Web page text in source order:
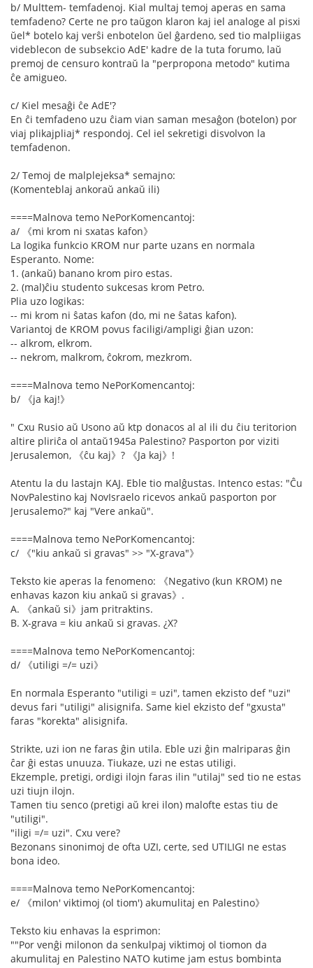
b/ Multtem- temfadenoj. Kial multaj temoj aperas en sama
temfadeno? Certe ne pro taŭgon klaron kaj iel analoge al pisxi
ŭel* botelo kaj verŝi enbotelon ŭel ĝardeno, sed tio malpliigas
videblecon de subsekcio AdE' kadre de la tuta forumo, laŭ
premoj de censuro kontraŭ la "perpropona metodo" kutima
ĉe amigueo.
c/ Kiel mesaĝi ĉe AdE'?
En ĉi temfadeno uzu ĉiam vian saman mesaĝon (botelon) por
viaj plikajpliaj* respondoj. Cel iel sekretigi disvolvon la
temfadenon.
2/ Temoj de malplejeksa* semajno:
(Komenteblaj ankoraŭ ankaŭ ili)
====Malnova temo NePorKomencantoj:
a/ 《mi krom ni sxatas kafon》
La logika funkcio KROM nur parte uzans en normala
Esperanto. Nome:
1. (ankaŭ) banano krom piro estas.
2. (mal)ĉiu studento sukcesas krom Petro.
Plia uzo logikas:
-- mi krom ni ŝatas kafon (do, mi ne ŝatas kafon).
Variantoj de KROM povus faciligi/ampligi ĝian uzon:
-- alkrom, elkrom.
-- nekrom, malkrom, ĉokrom, mezkrom.
====Malnova temo NePorKomencantoj:
b/ 《ja kaj!》
" Cxu Rusio aŭ Usono aŭ ktp donacos al al ili du ĉiu teritorion
altire pliriĉa ol antaŭ1945a Palestino? Pasporton por viziti
Jerusalemon, 《ĉu kaj》? 《Ja kaj》!
Atentu la du lastajn KAJ. Eble tio malĝustas. Intenco estas: "Ĉu
NovPalestino kaj NovIsraelo ricevos ankaŭ pasporton por
Jerusalemo?" kaj "Vere ankaŭ".
====Malnova temo NePorKomencantoj:
c/ 《"kiu ankaŭ si gravas" >> "X-grava"》
Teksto kie aperas la fenomeno: 《Negativo (kun KROM) ne
enhavas kazon kiu ankaŭ si gravas》.
A. 《ankaŭ si》jam pritraktins.
B. X-grava = kiu ankaŭ si gravas. ¿X?
====Malnova temo NePorKomencantoj:
d/ 《utiligi =/= uzi》
En normala Esperanto "utiligi = uzi", tamen ekzisto def "uzi"
devus fari "utiligi" alisignifa. Same kiel ekzisto def "gxusta"
faras "korekta" alisignifa.
Strikte, uzi ion ne faras ĝin utila. Eble uzi ĝin malriparas ĝin
ĉar ĝi estas unuuza. Tiukaze, uzi ne estas utiligi.
Ekzemple, pretigi, ordigi ilojn faras ilin "utilaj" sed tio ne estas
uzi tiujn ilojn.
Tamen tiu senco (pretigi aŭ krei ilon) malofte estas tiu de
"utiligi".
"iligi =/= uzi". Cxu vere?
Bezonans sinonimoj de ofta UZI, certe, sed UTILIGI ne estas
bona ideo.
====Malnova temo NePorKomencantoj:
e/ 《milon' viktimoj (ol tiom') akumulitaj en Palestino》
Teksto kiu enhavas la esprimon:
""Por venĝi milonon da senkulpaj viktimoj ol tiomon da
akumulitaj en Palestino NATO kutime jam estus bombinta